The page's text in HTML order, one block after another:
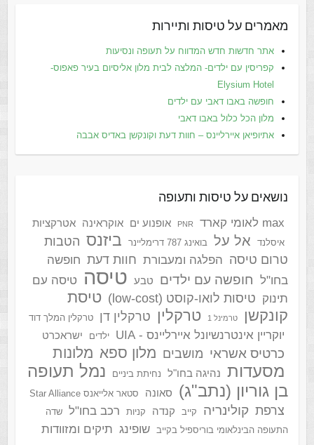
מאמרים על טיסות ותיירות
אתר חדשות חדש המדווח על תעופה ונסיעות
קפריסין עם ילדים- המלצה לבית מלון אליסיום בעיר פאפוס-
Elysium Hotel
חופשה באבו דאבי עם ילדים
מלון הכל כלול באבו דאבי
אתיופיאן איירליינס – חוות דעת וקונקשן באדיס אבבה
נושאים על טיסות ותעופה
max לאומי קארד PNR אופנוע ים אוקראינה אטרקציות
איסלנד אל על בואינג 787 דרימליינר ביזנס הטבות
טרום טיסה
הפלגה ומעבורת חוות דעת חופשה
בחו"ל
חופשה עם ילדים טבע טיסה
טיסה עם
תינוק
טיסות לואו-קוסט (low-cost)
טיסת
קונקשן
טרמינל 1 טרקלין טרקלין דן טרקלין המלך דוד
יוקריין אינטרנשיונל איירליינס - UIA ילדים ישראכרט
כרטיס אשראי מושבים מלון ספא מלונות
מסעדות נהיגה בחו"ל נחיתת ביניים
נמל תעופה
בן גוריון (נתב"ג)
סאונה סטאר אלייאנס Star Alliance
צרפת קולינריה קייב קנדה קניות רכב בחו"ל
שדה
התעופה הבינלאומי בוריספיל בקייב
שופינג תיקים ומזוודות